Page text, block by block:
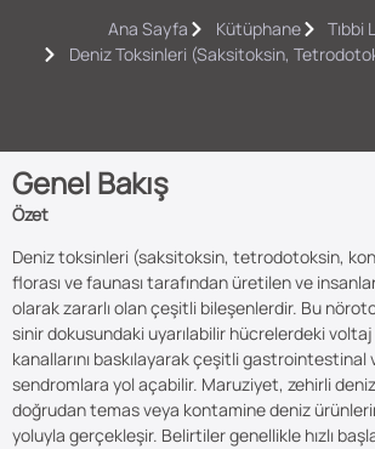
Ana Sayfa Kütüphane
Tıbbi
Deniz Toksinleri (Saksitoksin,
Genel Bakış
Özet
Deniz toksinleri (saksitoksin, tetrodotoksin,
florası ve faunası tarafından üretilen ve
olarak zararlı olan çeşitli bileşenlerdir. Bu
sinir dokusundaki uyarılabilir hücrelerdeki voltaj
kanallarını baskılayarak çeşitli gastrointestinal
sendromlara yol açabilir. Maruziyet, zehirli deniz
doğrudan temas veya kontamine deniz
yoluyla gerçekleşir. Belirtiler genellikle hızlı